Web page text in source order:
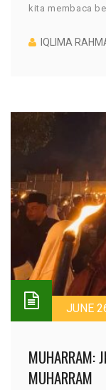
kita membaca
IQLIMA
JUNE
MUHARRAM:
MUHARRAM